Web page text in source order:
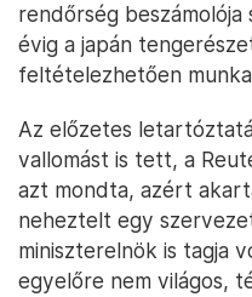
rendőrség
évig a japán
feltételezhetően
Az előzetes
vallomást is tett, a
azt mondta, azért
neheztelt egy
miniszterelnök is tagja
egyelőre nem világos,